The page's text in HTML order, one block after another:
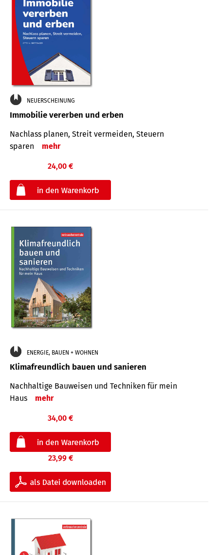
NEUERSCHEINUNG
Immobilie vererben und erben
Nachlass planen, Streit vermeiden, Steuern
sparen
mehr
24,00 €
ENERGIE, BAUEN + WOHNEN
Klimafreundlich bauen und sanieren
Nachhaltige Bauweisen und Techniken für mein
Haus
mehr
34,00 €
23,99 €